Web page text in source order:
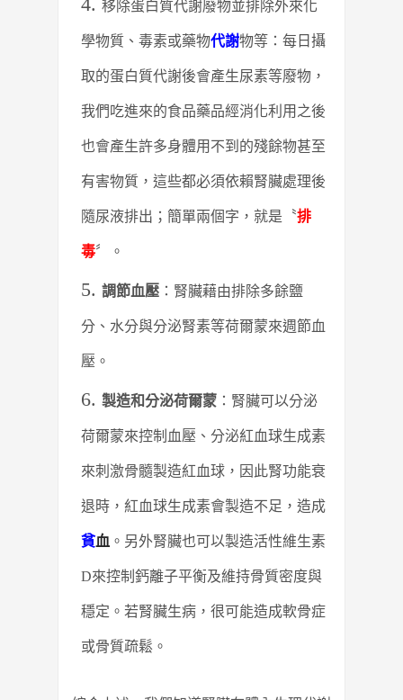
移除蛋白質代謝廢物並排除外來化
學物質、毒素或藥物代謝物等：每日攝
取的蛋白質代謝後會產生尿素等廢物，
我們吃進來的食品藥品經消化利用之後
也會產生許多身體用不到的殘餘物甚至
有害物質，這些都必須依賴腎臟處理後
隨尿液排出；簡單兩個字，就是〝排
毒〞。
調節血壓 ：腎臟藉由排除多餘鹽
分、水分與分泌腎素等荷爾蒙來週節血
壓。
製造和分泌荷爾蒙 ：腎臟可以分泌
荷爾蒙來控制血壓、分泌紅血球生成素
來刺激骨髓製造紅血球，因此腎功能衰
退時，紅血球生成素會製造不足，造成
貧血 。另外腎臟也可以製造活性維生素
D來控制鈣離子平衡及維持骨質密度與
穩定。若腎臟生病，很可能造成軟骨症
或骨質疏鬆。